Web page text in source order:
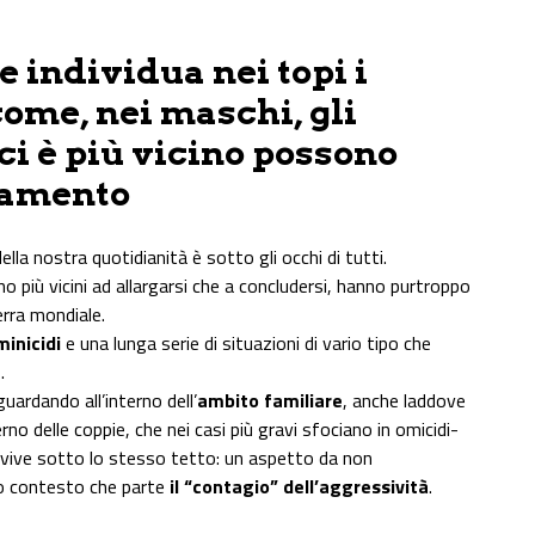
individua nei topi i
nei maschi, gli
è più vicino possono
nostra quotidianità è sotto gli occhi di tutti.
più vicini ad allargarsi che a concludersi, hanno purtroppo
mondiale.
e una lunga serie di situazioni di vario tipo che
all’interno dell’ambito familiare, anche laddove
delle coppie, che nei casi più gravi sfociano in omicidi-
sotto lo stesso tetto: un aspetto da non
contesto che parte il “contagio” dell’aggressività.